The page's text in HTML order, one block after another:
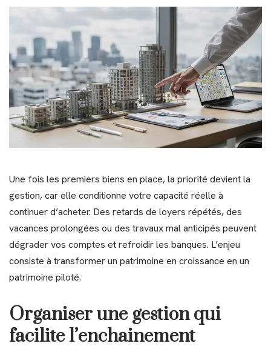
Une fois les premiers biens en place, la priorité devient la
gestion, car elle conditionne votre capacité réelle à
continuer d’acheter. Des retards de loyers répétés, des
vacances prolongées ou des travaux mal anticipés peuvent
dégrader vos comptes et refroidir les banques. L’enjeu
consiste à transformer un patrimoine en croissance en un
patrimoine piloté.
Organiser une gestion qui
facilite l’enchainement